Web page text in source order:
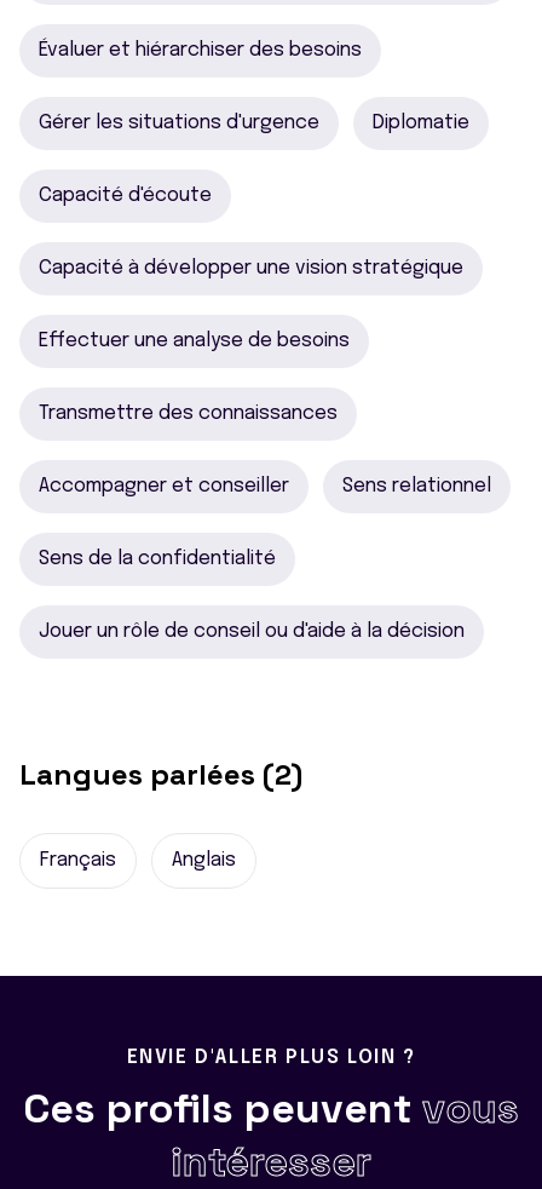
Évaluer et hiérarchiser des besoins
Gérer les situations d'urgence Diplomatie
Capacité d'écoute
Capacité à développer une vision stratégique
Effectuer une analyse de besoins
Transmettre des connaissances
Accompagner et conseiller Sens relationnel
Sens de la confidentialité
Jouer un rôle de conseil ou d'aide à la décision
Langues parlées (2)
Français Anglais
ENVIE D'ALLER PLUS LOIN ?
Ces profils peuvent vous
intéresser